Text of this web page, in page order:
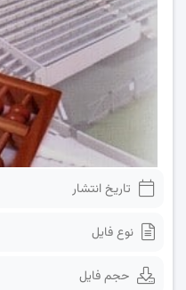
تاریخ انتشار
نوع فایل
حجم فایل